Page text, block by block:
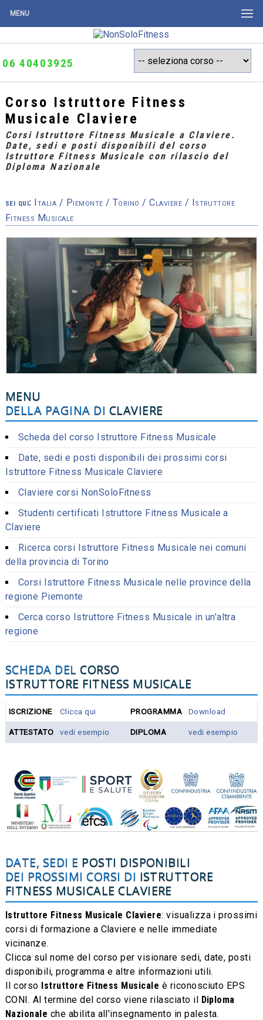
06 40403925
Corso Istruttore Fitness
Musicale Claviere
Corsi Istruttore Fitness Musicale a Claviere.
Date, sedi e posti disponibili del corso
Istruttore Fitness Musicale con rilascio del
Diploma Nazionale
sei qui: Italia / Piemonte / Torino/Claviere / Istruttore
Fitness Musicale
MENU
DELLA PAGINA DI CLAVIERE
Scheda del corso Istruttore Fitness Musicale
Date, sedi e posti disponibili dei prossimi corsi
Istruttore Fitness Musicale Claviere
Claviere corsi NonSoloFitness
Studenti certificati Istruttore Fitness Musicale a
Claviere
Ricerca corsi Istruttore Fitness Musicale nei comuni
della provincia di Torino
Corsi Istruttore Fitness Musicale nelle province della
regione Piemonte
Cerca corso Istruttore Fitness Musicale in un'altra
regione
SCHEDA DELCORSO
ISTRUTTORE FITNESS MUSICALE
ISCRIZIONE Clicca qui PROGRAMMA Download
ATTESTATO vedi esempio DIPLOMA vedi esempio
DATE, SEDI E POSTI DISPONIBILI
DEI PROSSIMI CORSI DI ISTRUTTORE
FITNESS MUSICALE CLAVIERE
Istruttore Fitness Musicale Claviere: visualizza i prossimi
corsi di formazione a Claviere e nelle immediate
vicinanze.
Clicca sul nome del corso per visionare sedi, date, posti
disponibili, programma e altre informazioni utili.
Il corso Istruttore Fitness Musicale è riconosciuto EPS
CONI. Al termine del corso viene rilasciato il Diploma
Nazionale che abilita all'insegnamento in palesta.
MENU